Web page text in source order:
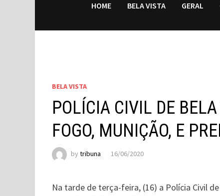
HOME BELA VISTA GERAL
BELA VISTA
POLÍCIA CIVIL DE
FOGO, MUNIÇÃO, E
bytribuna 16/06/2020
Na tarde de terça-feira, (16) a Polícia Civil